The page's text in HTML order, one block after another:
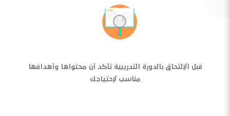
قبل الإلتحاق بالدورة التدريبية تأكد أن محتواها وأهدافها
مناسب لإحتياجك